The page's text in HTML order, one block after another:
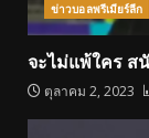
ข่าวบอลพรีเมียร์ลีก
จะไม่แพ้ใคร ส
ตุลาคม 2, 2023